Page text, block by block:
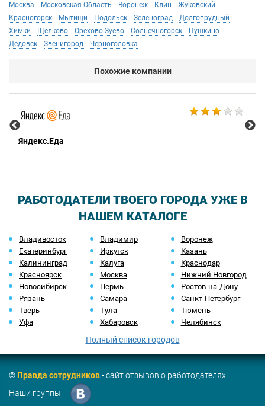
Москва Московская Область Воронеж Клин
Жуковский
Красногорск
Мытищи Подольск Зеленоград
Долгопрудный
Химки
Щелково Орехово-Зуево Солнечногорск
Пушкино
Дедовск
Звенигород Черноголовка
Похожие компании
Яндекс.Еда
РАБОТОДАТЕЛИ ТВОЕГО ГОРОДА УЖЕ В
НАШЕМ КАТАЛОГЕ
Владивосток Владимир
Воронеж
Екатеринбург
Иркутск
Казань
Калининград
Калуга
Краснодар
Красноярск
Москва
Нижний Новгород
Новосибирск
Пермь
Ростов-на-Дону
Рязань
Самара
Санкт-Петербург
Тверь
Тула
Тюмень
Уфа
Хабаровск Челябинск
Полный список городов
©Правда сотрудников- сайт отзывов о работодателях.
Наши группы: